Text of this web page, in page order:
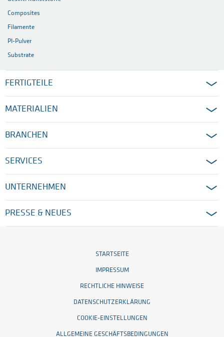
Composites
Filamente
PI-Pulver
Substrate
FERTIGTEILE
MATERIALIEN
BRANCHEN
SERVICES
UNTERNEHMEN
PRESSE & NEUES
STARTSEITE
IMPRESSUM
RECHTLICHE HINWEISE
DATENSCHUTZERKLÄRUNG
COOKIE-EINSTELLUNGEN
ALLGEMEINE GESCHÄFTSBEDINGUNGEN